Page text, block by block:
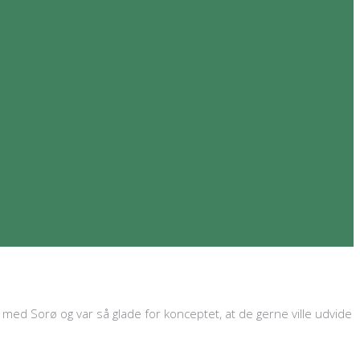
Sorø og var så glade for konceptet, at de gerne ville udvide